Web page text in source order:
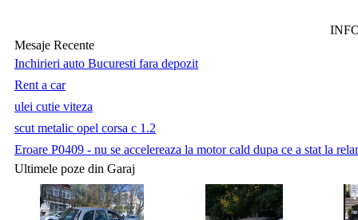
Mesaje Recente
Inchirieri auto Bucuresti fara depozit
Rent a car
ulei cutie viteza
scut metalic opel corsa c 1.2
Eroare P0409 - nu se accelereaza la motor cald dupa ce a stat la
Ultimele poze din Garaj